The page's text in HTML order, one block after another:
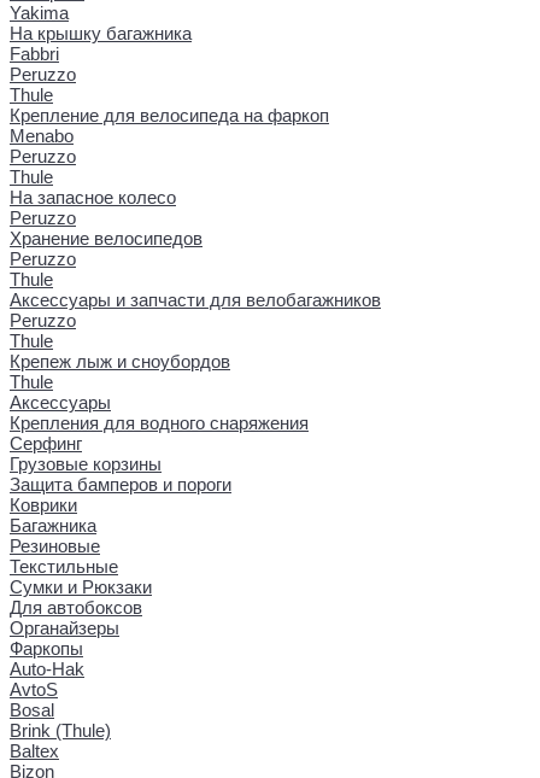
Yakima
На крышку багажника
Fabbri
Peruzzo
Thule
Крепление для велосипеда на фаркоп
Menabo
Peruzzo
Thule
На запасное колесо
Peruzzo
Хранение велосипедов
Peruzzo
Thule
Аксессуары и запчасти для велобагажников
Peruzzo
Thule
Крепеж лыж и сноубордов
Thule
Аксессуары
Крепления для водного снаряжения
Серфинг
Грузовые корзины
Защита бамперов и пороги
Коврики
Багажника
Резиновые
Текстильные
Сумки и Рюкзаки
Для автобоксов
Органайзеры
Фаркопы
Auto-Hak
AvtoS
Bosal
Brink (Thule)
Baltex
Bizon